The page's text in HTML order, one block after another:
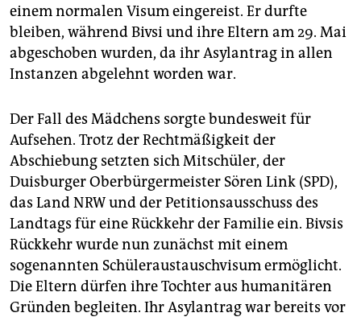
einem normalen Visum eingereist. Er durfte
bleiben, während Bivsi und ihre Eltern am 29. Mai
abgeschoben wurden, da ihr Asylantrag in allen
Instanzen abgelehnt worden war.
Der Fall des Mädchens sorgte bundesweit für
Aufsehen. Trotz der Rechtmäßigkeit der
Abschiebung setzten sich Mitschüler, der
Duisburger Oberbürgermeister Sören Link (SPD),
das Land NRW und der Petitionsausschuss des
Landtags für eine Rückkehr der Familie ein. Bivsis
Rückkehr wurde nun zunächst mit einem
sogenannten Schüleraustauschvisum ermöglicht.
Die Eltern dürfen ihre Tochter aus humanitären
Gründen begleiten. Ihr Asylantrag war bereits vor